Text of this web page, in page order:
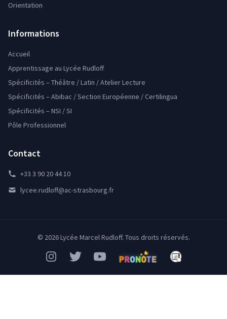
Orientation
Informations
Accueil
Apprentissage au Lycée Rudloff
Spécificités – Théâtre / Latin / Atelier Lecture
Spécificités – Abibac / Section Européenne / Certilingua
Spécificités – NSI / SI
Pôle Professionnel
Contact
+33 3 90 20 44 10
lycee.rudloff@ac-strasbourg.fr
© 2026 Lycée Marcel Rudloff. Tous droits réservés.
InstagramTwitterYouTubePronote Mon Bureau